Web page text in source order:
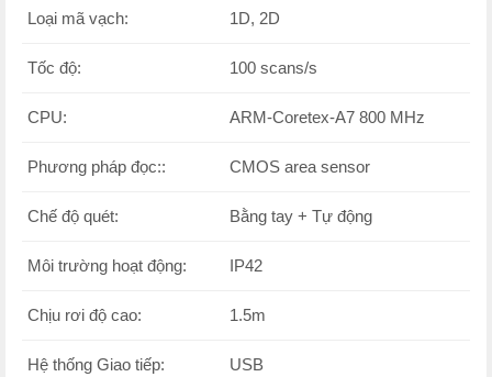
Loại mã vạch: 1D, 2D
Tốc độ: 100 scans/s
CPU: ARM-Coretex-A7 800 MHz
Phương pháp đọc:: CMOS area sensor
Chế độ quét: Bằng tay + Tự động
Môi trường hoạt động: IP42
Chịu rơi độ cao: 1.5m
Hệ thống Giao tiếp: USB